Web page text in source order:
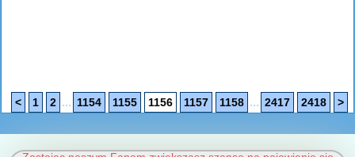
< 1 2 ... 1154 1155 1156 1157 1158 ... 2417 2418 >